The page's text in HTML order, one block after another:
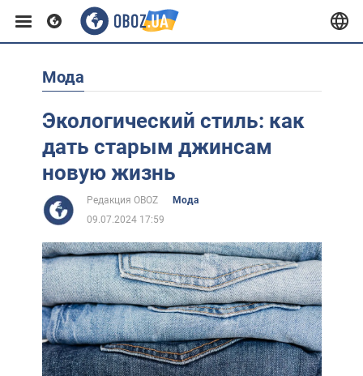
Европа
США
Африка
Жизнь
Лайфхаки
Мода
Экологический стиль: как
дать старым джинсам
новую жизнь
Редакция OBOZ
Мода
09.07.2024 17:59